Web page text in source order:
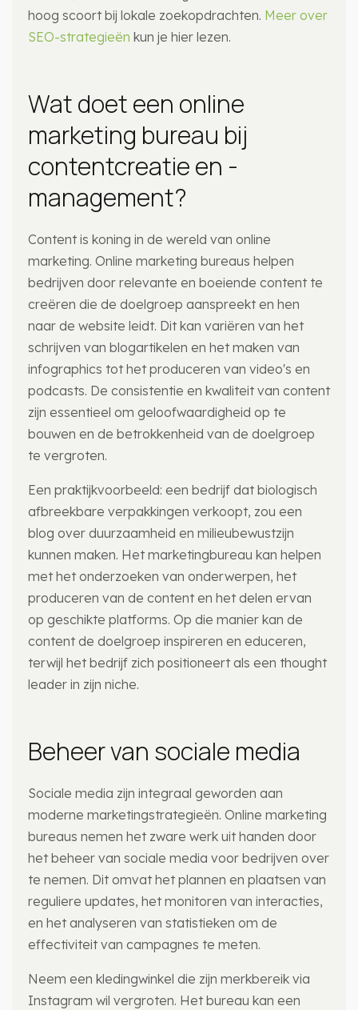
hoog scoort bij lokale zoekopdrachten. Meer over
SEO-strategieën kun je hier lezen.
Wat doet een online
marketing bureau bij
contentcreatie en -
management?
Content is koning in de wereld van online
marketing. Online marketing bureaus helpen
bedrijven door relevante en boeiende content te
creëren die de doelgroep aanspreekt en hen
naar de website leidt. Dit kan variëren van het
schrijven van blogartikelen en het maken van
infographics tot het produceren van video's en
podcasts. De consistentie en kwaliteit van content
zijn essentieel om geloofwaardigheid op te
bouwen en de betrokkenheid van de doelgroep
te vergroten.
Een praktijkvoorbeeld: een bedrijf dat biologisch
afbreekbare verpakkingen verkoopt, zou een
blog over duurzaamheid en milieubewustzijn
kunnen maken. Het marketingbureau kan helpen
met het onderzoeken van onderwerpen, het
produceren van de content en het delen ervan
op geschikte platforms. Op die manier kan de
content de doelgroep inspireren en educeren,
terwijl het bedrijf zich positioneert als een thought
leader in zijn niche.
Beheer van sociale media
Sociale media zijn integraal geworden aan
moderne marketingstrategieën. Online marketing
bureaus nemen het zware werk uit handen door
het beheer van sociale media voor bedrijven over
te nemen. Dit omvat het plannen en plaatsen van
reguliere updates, het monitoren van interacties,
en het analyseren van statistieken om de
effectiviteit van campagnes te meten.
Neem een kledingwinkel die zijn merkbereik via
Instagram wil vergroten. Het bureau kan een